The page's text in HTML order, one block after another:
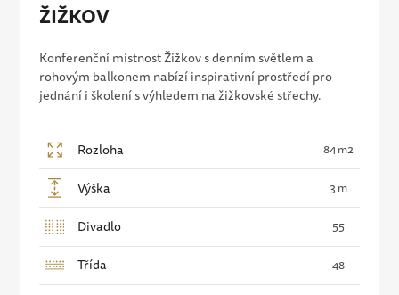
ŽIŽKOV
Konferenční místnost Žižkov s denním světlem a
rohovým balkonem nabízí inspirativní prostředí pro
jednání i školení s výhledem na žižkovské střechy.
Rozloha 84 m2
Výška 3 m
Divadlo 55
Třída 48